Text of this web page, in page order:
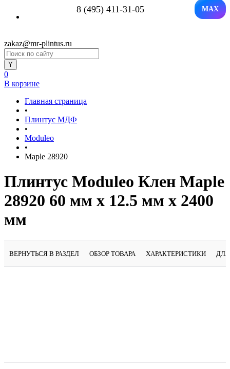
8 (495) 411-31-05 MAX
zakaz@mr-plintus.ru
0
В корзине
Главная страница
•
Плинтус МДФ
•
Moduleo
•
Maple 28920
Плинтус Moduleo Клен Maple
28920 60 мм х 12.5 мм х 2400
мм
ВЕРНУТЬСЯ В РАЗДЕЛ ОБЗОР ТОВАРА ХАРАКТЕРИСТИКИ